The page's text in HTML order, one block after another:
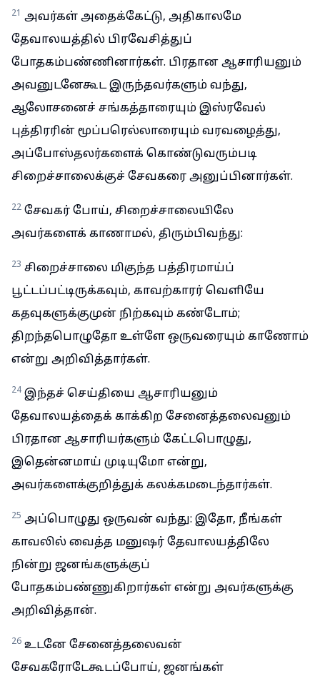
21 அவர்கள் அதைக்கேட்டு, அதிகாலமே
தேவாலயத்தில் பிரவேசித்துப்
போதகம்பண்ணினார்கள். பிரதான ஆசாரியனும்
அவனுடனேகூட இருந்தவர்களும் வந்து,
ஆலோசனைச் சங்கத்தாரையும் இஸ்ரவேல்
புத்திரரின் மூப்பரெல்லாரையும் வரவழைத்து,
அப்போஸ்தலர்களைக் கொண்டுவரும்படி
சிறைச்சாலைக்குச் சேவகரை அனுப்பினார்கள்.
22 சேவகர் போய், சிறைச்சாலையிலே
அவர்களைக் காணாமல், திரும்பிவந்து:
23 சிறைச்சாலை மிகுந்த பத்திரமாய்ப்
பூட்டப்பட்டிருக்கவும், காவற்காரர் வெளியே
கதவுகளுக்குமுன் நிற்கவும் கண்டோம்;
திறந்தபொழுதோ உள்ளே ஒருவரையும் காணோம்
என்று அறிவித்தார்கள்.
24 இந்தச் செய்தியை ஆசாரியனும்
தேவாலயத்தைக் காக்கிற சேனைத்தலைவனும்
பிரதான ஆசாரியர்களும் கேட்டபொழுது,
இதென்னமாய் முடியுமோ என்று,
அவர்களைக்குறித்துக் கலக்கமடைந்தார்கள்.
25 அப்பொழுது ஒருவன் வந்து: இதோ, நீங்கள்
காவலில் வைத்த மனுஷர் தேவாலயத்திலே
நின்று ஜனங்களுக்குப்
போதகம்பண்ணுகிறார்கள் என்று அவர்களுக்கு
அறிவித்தான்.
26 உடனே சேனைத்தலைவன்
சேவகரோடேகூடப்போய், ஜனங்கள்